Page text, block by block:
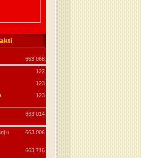
663 068
122
123
123
663 014
u
663 006
663 716